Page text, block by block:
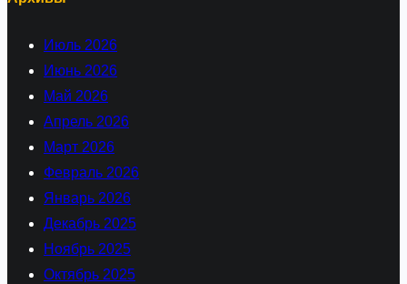
Июль 2026
Июнь 2026
Май 2026
Апрель 2026
Март 2026
Февраль 2026
Январь 2026
Декабрь 2025
Ноябрь 2025
Октябрь 2025